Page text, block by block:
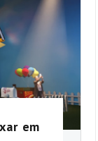
em